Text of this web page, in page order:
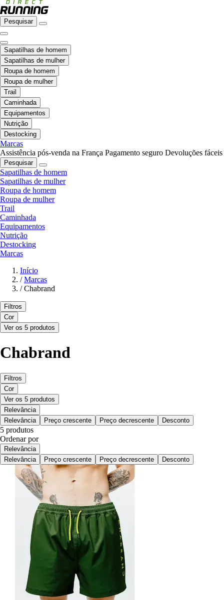
Pesquisar
Sapatilhas de homem
Sapatilhas de mulher
Roupa de homem
Roupa de mulher
Trail
Caminhada
Equipamentos
Nutrição
Destocking
Marcas
Assistência pós-venda na França Pagamento seguro Devoluções fáceis
Pesquisar
Sapatilhas de homem
Sapatilhas de mulher
Roupa de homem
Roupa de mulher
Trail
Caminhada
Equipamentos
Nutrição
Destocking
Marcas
Início
/ Marcas
/ Chabrand
Filtros
Cor
Ver os 5 produtos
Chabrand
Filtros
Cor
Ver os 5 produtos
Relevância
Relevância
Preço crescente Preço decrescente Desconto
5 produtos
Ordenar por
Relevância
Relevância
Preço crescente Preço decrescente Desconto